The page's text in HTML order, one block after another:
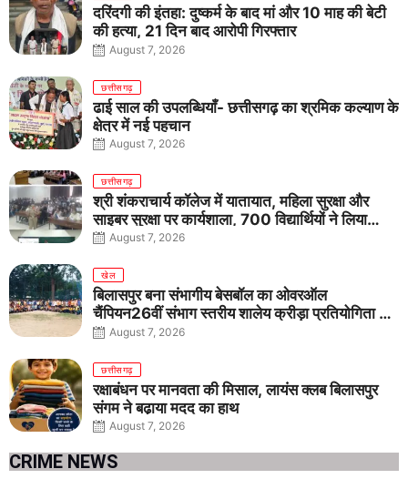
दरिंदगी की इंतहा: दुष्कर्म के बाद मां और 10 माह की बेटी
की हत्या, 21 दिन बाद आरोपी गिरफ्तार
August 7, 2026
छत्तीसगढ़
ढाई साल की उपलब्धियाँ- छत्तीसगढ़ का श्रमिक कल्याण के
क्षेत्र में नई पहचान
August 7, 2026
छत्तीसगढ़
श्री शंकराचार्य कॉलेज में यातायात, महिला सुरक्षा और
साइबर सुरक्षा पर कार्यशाला, 700 विद्यार्थियों ने लिया
जागरूकता का संकल्प
August 7, 2026
खेल
बिलासपुर बना संभागीय बेसबॉल का ओवरऑल
चैंपियन26वीं संभाग स्तरीय शालेय क्रीड़ा प्रतियोगिता में
तीनों आयु वर्गों में शानदार प्रदर्शन
August 7, 2026
छत्तीसगढ़
रक्षाबंधन पर मानवता की मिसाल, लायंस क्लब बिलासपुर
संगम ने बढ़ाया मदद का हाथ
August 7, 2026
CRIME NEWS